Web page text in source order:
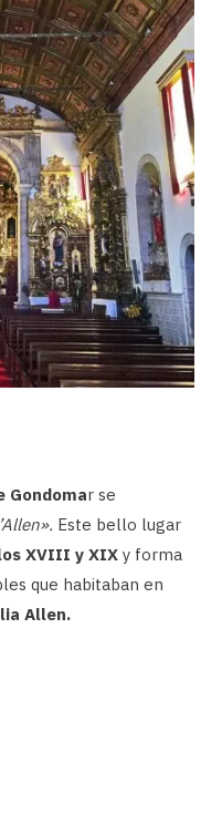
Gondomar se
Este bello lugar
XVIII y XIX y forma
que habitaban en
Allen.